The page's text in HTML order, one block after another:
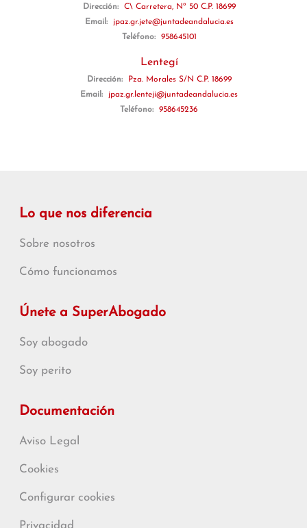
Dirección:
C\ Carretera, Nº 50 C.P. 18699
Email:
jpaz.gr.jete@juntadeandalucia.es
Teléfono:
958645101
Lentegí
Dirección:
Pza. Morales S/N C.P. 18699
Email:
jpaz.gr.lenteji@juntadeandalucia.es
Teléfono:
958645236
Lo que nos diferencia
Sobre nosotros
Cómo funcionamos
Únete a SuperAbogado
Soy abogado
Soy perito
Documentación
Aviso Legal
Cookies
Configurar cookies
Privacidad